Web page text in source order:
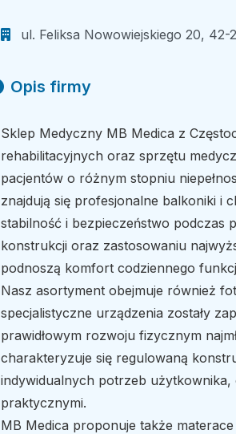
ul. Feliksa Nowowiejskiego 20, 42-
Opis firmy
Sklep Medyczny MB Medica z
rehabilitacyjnych oraz sprzętu
pacjentów o różnym stopniu
znajdują się profesjonalne balkoniki i
stabilność i bezpieczeństwo podczas
konstrukcji oraz zastosowaniu
podnoszą komfort codziennego
Nasz asortyment obejmuje również
specjalistyczne urządzenia zostały
prawidłowym rozwoju fizycznym
charakteryzuje się regulowaną
indywidualnych potrzeb
praktycznymi.
MB Medica proponuje także